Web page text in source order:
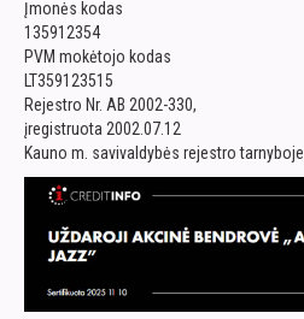
Įmonės kodas
135912354
PVM mokėtojo kodas
LT359123515
Rejestro Nr. AB 2002-330,
įregistruota 2002.07.12
Kauno m. savivaldybės rejestro tarnyboje